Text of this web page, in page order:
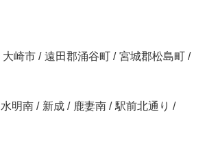
大崎市 / 遠田郡涌谷町 / 宮城郡松島町 /
水明南 / 新成 / 鹿妻南 / 駅前北通り /